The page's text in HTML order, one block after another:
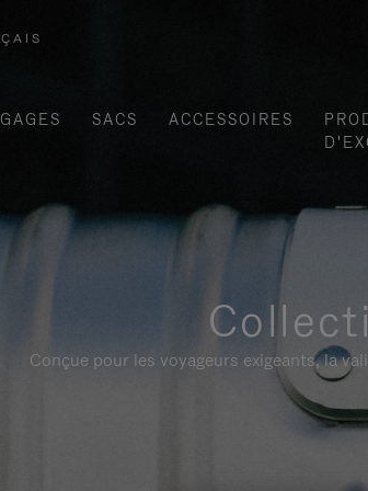
SACS ACCESSOIRES
Conçue pour les voyageurs exigeants, la